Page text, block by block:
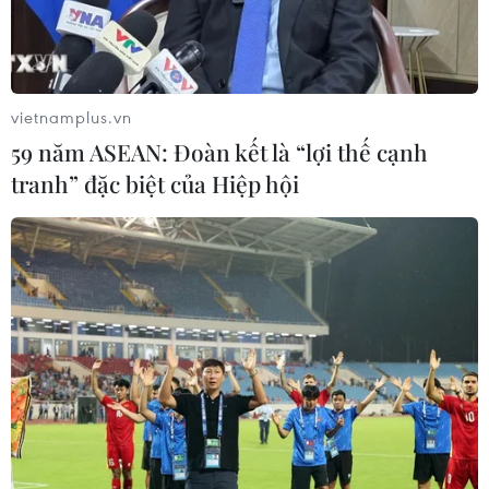
thông khu vực
04/08/2026 02:45
Báo chí Đông Nam Á "dậy
sóng" vì tuyển Việt Nam, chỉ ra lý do
Indonesia thua đau
04/08/2026 02:32
'Hủy diệt' Indonesia 3-0, tuyển Việt
Nam khẳng định vị thế nhà vô địch
ASEAN Cup
03/08/2026 15:39
ASEAN Cup 2026: Tuyển Việt Nam
bước vào thử thách lớn nhất
vietnamplus.vn
59 năm ASEAN: Đoàn kết là “lợi thế cạnh
tranh” đặc biệt của Hiệp hội